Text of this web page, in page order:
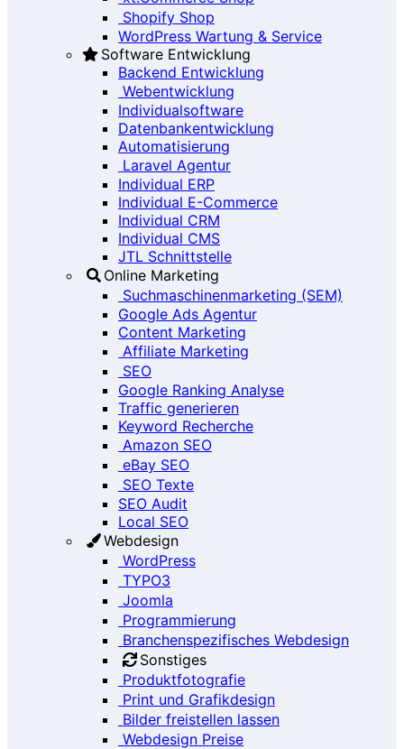
Shopify Shop
WordPress Wartung & Service
Software Entwicklung
Backend Entwicklung
Webentwicklung
Individualsoftware
Datenbankentwicklung
Automatisierung
Laravel Agentur
Individual ERP
Individual E-Commerce
Individual CRM
Individual CMS
JTL Schnittstelle
Online Marketing
Suchmaschinenmarketing (SEM)
Google Ads Agentur
Content Marketing
Affiliate Marketing
SEO
Google Ranking Analyse
Traffic generieren
Keyword Recherche
Amazon SEO
eBay SEO
SEO Texte
SEO Audit
Local SEO
Webdesign
WordPress
TYPO3
Joomla
Programmierung
Branchenspezifisches Webdesign
Sonstiges
Produktfotografie
Print und Grafikdesign
Bilder freistellen lassen
Webdesign Preise